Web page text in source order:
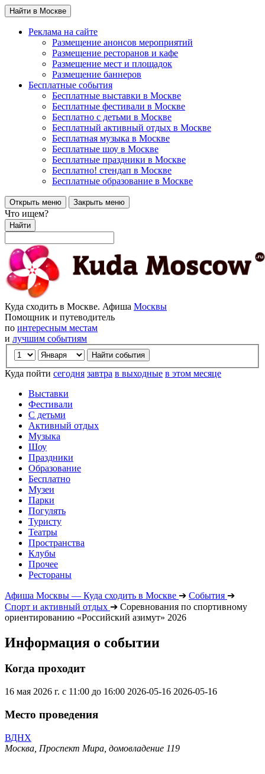
Найти в Москве
Реклама на сайте
Размещение анонсов мероприятий
Размещение ресторанов и кафе
Размещение мест и площадок
Размещение баннеров
Бесплатные события
Бесплатные выставки в Москве
Бесплатные фестивали в Москве
Бесплатно с детьми в Москве
Бесплатный активный отдых в Москве
Бесплатная музыка в Москве
Бесплатные шоу в Москве
Бесплатные праздники в Москве
Бесплатно! стендап в Москве
Бесплатные образование в Москве
Открыть меню Закрыть меню
Что ищем?
Найти
Куда сходить в Москве. Афиша Москвы
Помощник и путеводитель
по интересным местам
и лучшим событиям
Куда пойти сегодня завтра в выходные в этом месяце
Выставки
Фестивали
С детьми
Активный отдых
Музыка
Шоу
Праздники
Образование
Бесплатно
Музеи
Парки
Погулять
Туристу
Театры
Пространства
Клубы
Прочее
Рестораны
Афиша Москвы — Куда сходить в Москве ➔ События ➔
Спорт и активный отдых ➔ Соревнования по спортивному
ориентированию «Российский азимут» 2026
Информация о событии
Когда проходит
16 мая 2026 г. с 11:00 до 16:00 2026-05-16 2026-05-16
Место проведения
ВДНХ
Москва, Проспект Мира, домовладение 119